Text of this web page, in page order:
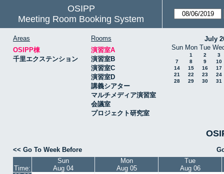
OSIPP
Meeting Room Booking System
Areas
OSIPP棟
千里エクステンション
Rooms
演習室A
演習室B
演習室C
演習室D
講義シアター
マルチメディア演習室
会議室
プロジェクト研究室
July
Sun Mon Tue
1 2
3
7
8 9
10
14
15 16
17
21
22 23
24
28
29 30 31
<< Go To Week Before
Time:
Sun
Aug 04
Mon
Aug 05
Tue
Aug 06